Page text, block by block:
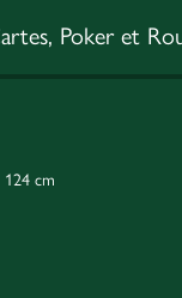
Poker et
cm